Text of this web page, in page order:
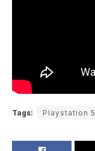
Tags: Playstation 5